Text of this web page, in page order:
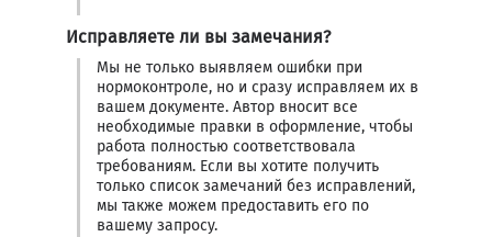
Исправляете ли вы замечания?
Мы не только выявляем ошибки при
нормоконтроле, но и сразу исправляем их в
вашем документе. Автор вносит все
необходимые правки в оформление, чтобы
работа полностью соответствовала
требованиям. Если вы хотите получить
только список замечаний без исправлений,
мы также можем предоставить его по
вашему запросу.